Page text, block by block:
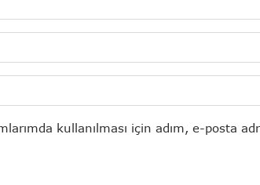
kullanılması için adım, e-posta